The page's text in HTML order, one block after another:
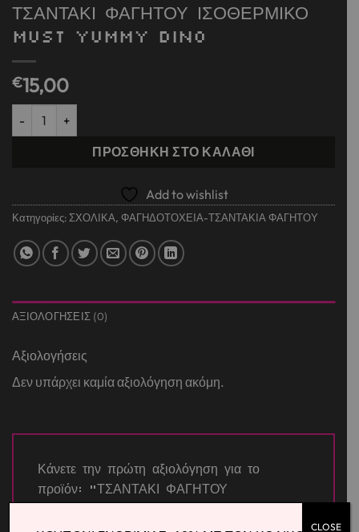
ΤΣΑΝΤΑΚΙ ΦΑΓΗΤΟΥ ΙΣΟΘΕΡΜΙΚΟ
MUST YUMMY DINO
€15,00
ΤΣΑΝΤΑΚΙ ΦΑΓΗΤΟΥ ΙΣΟΘΕΡΜΙΚΟ MUST YUMMY DINO
ΠΡΟΣΘΉΚΗ ΣΤΟ ΚΑΛΆΘΙ
Add to wishlist
Κατηγορίες: ΣΧΟΛΙΚΑ, ΦΑΓΗΔΟΤΟΧΕΙΑ-ΤΣΑΝΤΑΚΙΑ ΦΑΓΗΤΟΥ
ΑΞΙΟΛΟΓΉΣΕΙΣ (0)
Αξιολογήσεις
Δεν υπάρχει καμία αξιολόγηση ακόμη.
Κάνετε την πρώτη αξιολόγηση για το
προϊόν: “ΤΣΑΝΤΑΚΙ ΦΑΓΗΤΟΥ
ΙΣΟΘΕΡΜΙΚΟ MUST YUMMY DINO”
CLOSE